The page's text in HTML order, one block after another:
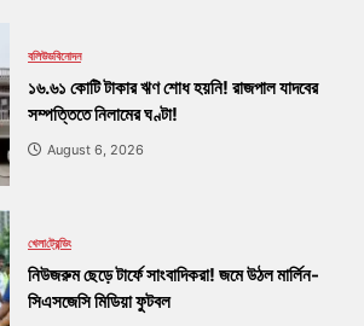
বলিউডবিনোদন
১৬.৬১ কোটি টাকার ঋণ শোধ হয়নি! রাজপাল যাদবের
সম্পত্তিতে নিলামের ঘণ্টা!
August 6, 2026
খেলাট্রেন্ডিং
নিউজরুম ছেড়ে টার্ফে সাংবাদিকরা! জমে উঠল মার্লিন-
সিএসজেসি মিডিয়া ফুটবল